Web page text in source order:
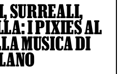
SURREALI,
I PIXIES AL
MUSICA DI